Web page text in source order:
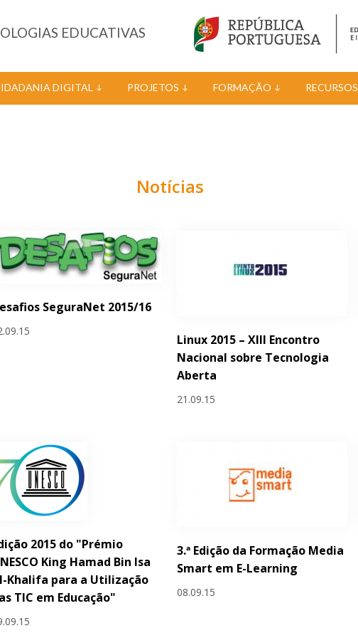
EDUCATIVAS
DIGITAL PROJETOS FORMAÇÃO RECURSOS
Notícias
SeguraNet 2015/16
Linux 2015 – XIII Encontro
Nacional sobre Tecnologia
Aberta
21.09.15
2015 do "Prémio
King Hamad Bin Isa
Khalifa para a Utilização
TIC em Educação"
3.ª Edição da Formação Media
Smart em E-Learning
08.09.15